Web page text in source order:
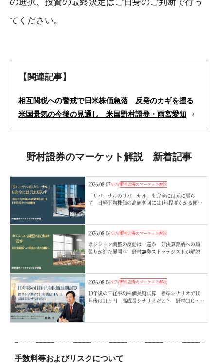
の選択、投資の最終決定はご自身のご判断で行っ
てください。
【関連記事】
相互関税への警戒で日米株価急落 反発のカギを握る
米国景気の今後の見通し 米国野村證券・雨宮愛知
野村證券のマーケット解説 新着記事
2026.08.07NEW野村證券のマーケット解説
「リバーサルのリバーサル」も完全には元に戻ら
ず 日経平均株価の高値奪回には1年程度かかる傾
2026.08.06NEW野村證券のマーケット解説
ポジション調整の反動は一巡か 好決算銘柄への順
張りが進む展開へ 野村證券ストラテジストが解説
2026.08.06NEW野村證券のマーケット解説
10年後の日経平均株価長期試算 標準シナリオで10
年後は11万円 高成長シナリオだと？ 野村CIO・宮
手数料等およびリスクについて